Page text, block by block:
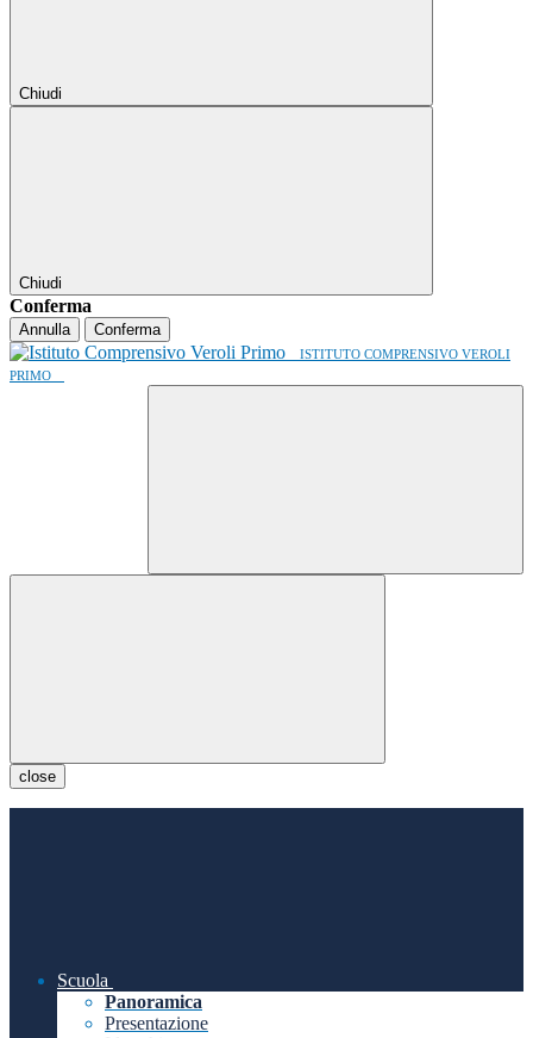
Chiudi
Chiudi
Conferma
Annulla Conferma
ISTITUTO COMPRENSIVO VEROLI
PRIMO
close
Scuola
Panoramica
Presentazione